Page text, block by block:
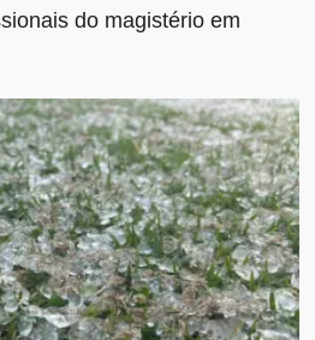
do magistério em